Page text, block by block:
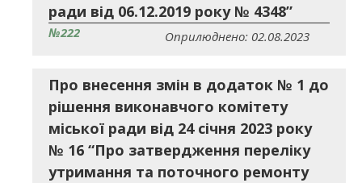
ради від 06.12.2019 року № 4348”
№222 Оприлюднено: 02.08.2023
Про внесення змін в додаток № 1 до
рішення виконавчого комітету
міської ради від 24 січня 2023 року
№ 16 “Про затвердження переліку
утримання та поточного ремонту